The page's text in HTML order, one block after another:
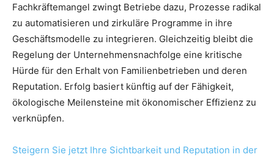
Fachkräftemangel zwingt Betriebe dazu, Prozesse radikal
zu automatisieren und zirkuläre Programme in ihre
Geschäftsmodelle zu integrieren. Gleichzeitig bleibt die
Regelung der Unternehmensnachfolge eine kritische
Hürde für den Erhalt von Familienbetrieben und deren
Reputation. Erfolg basiert künftig auf der Fähigkeit,
ökologische Meilensteine mit ökonomischer Effizienz zu
verknüpfen.
Steigern Sie jetzt Ihre Sichtbarkeit und Reputation in der